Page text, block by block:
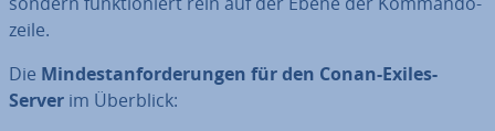
zei­le.
Die Min­dest­an­for­de­run­gen für den Conan-Exiles-
Server im Überblick: